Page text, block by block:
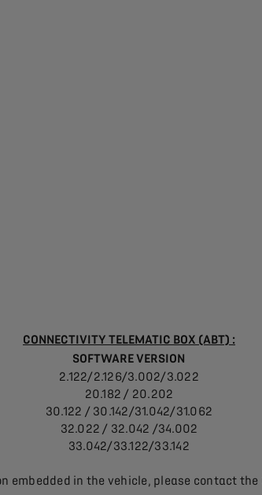
CONNECTIVITY TELEMATIC BOX (ABT) :
SOFTWARE VERSION
2.122/2.126/3.002/3.022
20.182 / 20.202
30.122 / 30.142/31.042/31.062
32.022 / 32.042 /34.002
33.042/33.122/33.142
embedded in the vehicle, please contact